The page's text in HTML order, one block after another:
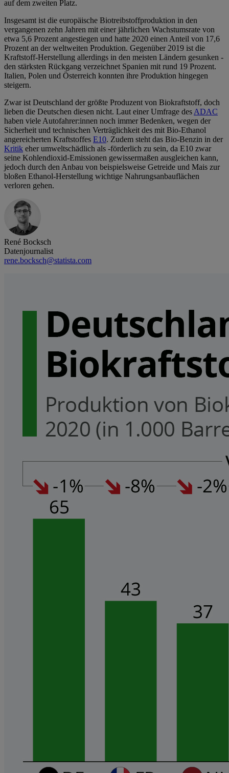
auf dem zweiten Platz.
Insgesamt ist die europäische Biotreibstoffproduktion in den
vergangenen zehn Jahren mit einer jährlichen Wachstumsrate von
etwa 5,6 Prozent angestiegen und hatte 2020 einen Anteil von 17,6
Prozent an der weltweiten Produktion. Gegenüber 2019 ist die
Kraftstoff-Herstellung allerdings in den meisten Ländern gesunken -
den stärksten Rückgang verzeichnet Spanien mit rund 19 Prozent.
Italien, Polen und Österreich konnten ihre Produktion hingegen
steigern.
Zwar ist Deutschland der größte Produzent von Biokraftstoff, doch
lieben die Deutschen diesen nicht. Laut einer Umfrage desADAC
haben viele Autofahrer:innen noch immer Bedenken, wegen der
Sicherheit und technischen Verträglichkeit des mit Bio-Ethanol
angereicherten Kraftstoffes E10. Zudem steht das Bio-Benzin in der
Kritik eher umweltschädlich als -förderlich zu sein, da E10 zwar
seine Kohlendioxid-Emissionen gewissermaßen ausgleichen kann,
jedoch durch den Anbau von beispielsweise Getreide und Mais zur
bloßen Ethanol-Herstellung wichtige Nahrungsanbauflächen
verloren gehen.
René Bocksch
Datenjournalist
rene.bocksch@statista.com